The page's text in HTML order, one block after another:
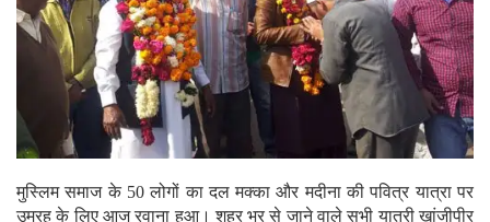
मुस्लिम समाज के 50 लोगों का दल मक्का और मदीना की पवित्र यात्रा पर
उमरह के लिए आज रवाना हुआ। शहर भर से जाने वाले सभी यात्री खांजीपीर